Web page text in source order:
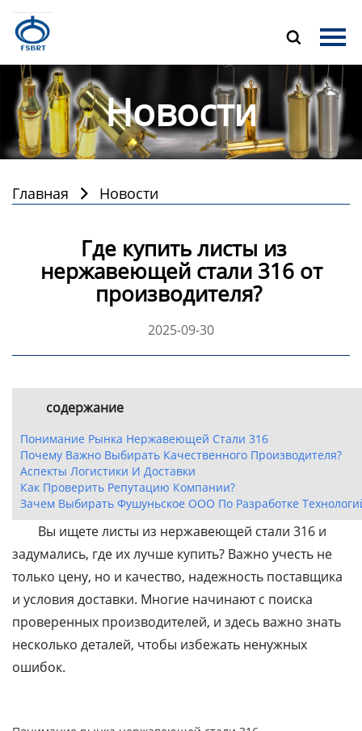

Главная
Продукция
О Нас
Новости
Новости
Главная  Новости
Где купить листы из
нержавеющей стали 316 от
производителя?
2025-09-30
содержание
Понимание Рынка Нержавеющей Стали 316
Почему Важно Выбирать Качественного Производителя?
Аспекты Логистики И Доставки
Как Проверить Репутацию Компании?
Зачем Выбирать Фушуньское ООО По Разработке
Вы ищете листы из нержавеющей стали 316 и
задумались, где их лучше купить? Важно учесть не
только цену, но и качество, надежность поставщика
и условия доставки. Многие начинают с поиска
проверенных производителей, и здесь важно знать
несколько деталей, чтобы избежать ненужных
ошибок.